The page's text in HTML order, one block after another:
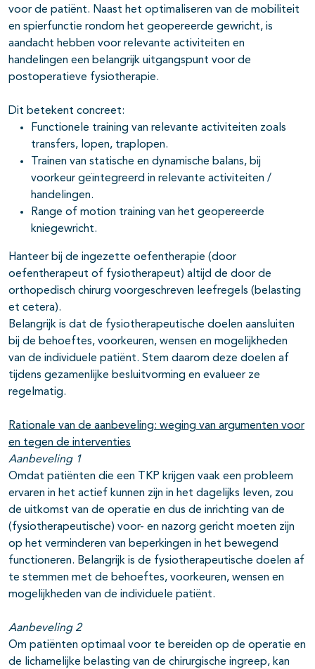
voor de patiënt. Naast het optimaliseren van de mobiliteit
en spierfunctie rondom het geopereerde gewricht, is
aandacht hebben voor relevante activiteiten en
handelingen een belangrijk uitgangspunt voor de
postoperatieve fysiotherapie.
Dit betekent concreet:
Functionele training van relevante activiteiten zoals
transfers, lopen, traplopen.
Trainen van statische en dynamische balans, bij
voorkeur geïntegreerd in relevante activiteiten /
handelingen.
Range of motion training van het geopereerde
kniegewricht.
Hanteer bij de ingezette oefentherapie (door
oefentherapeut of fysiotherapeut) altijd de door de
orthopedisch chirurg voorgeschreven leefregels (belasting
et cetera).
Belangrijk is dat de fysiotherapeutische doelen aansluiten
bij de behoeftes, voorkeuren, wensen en mogelijkheden
van de individuele patiënt. Stem daarom deze doelen af
tijdens gezamenlijke besluitvorming en evalueer ze
regelmatig.
Rationale van de aanbeveling: weging van argumenten voor
en tegen de interventies
Aanbeveling 1
Omdat patiënten die een TKP krijgen vaak een probleem
ervaren in het actief kunnen zijn in het dagelijks leven, zou
de uitkomst van de operatie en dus de inrichting van de
(fysiotherapeutische) voor- en nazorg gericht moeten zijn
op het verminderen van beperkingen in het bewegend
functioneren. Belangrijk is de fysiotherapeutische doelen af
te stemmen met de behoeftes, voorkeuren, wensen en
mogelijkheden van de individuele patiënt.
Aanbeveling 2
Om patiënten optimaal voor te bereiden op de operatie en
de lichamelijke belasting van de chirurgische ingreep, kan